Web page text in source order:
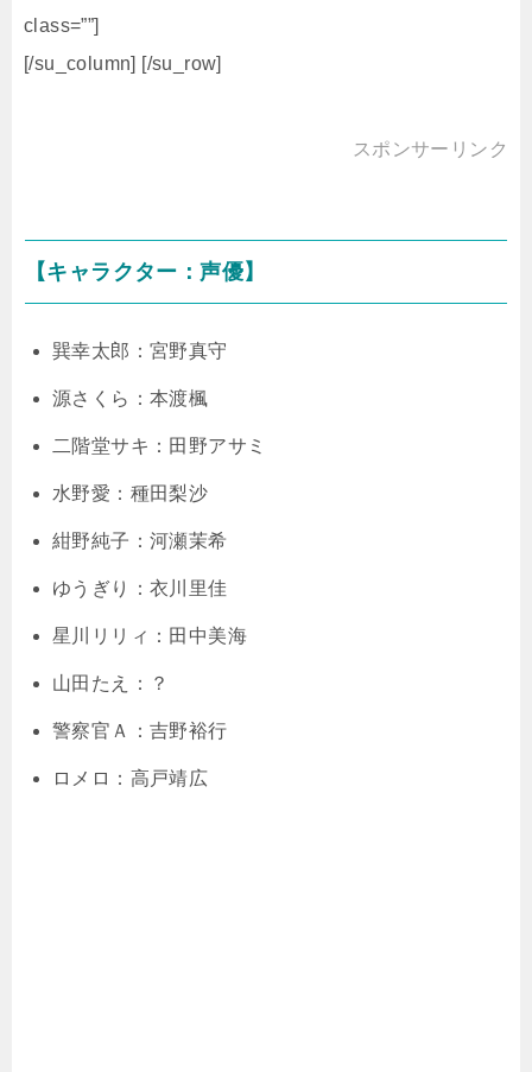
class=””]
[/su_column] [/su_row]
スポンサーリンク
【キャラクター：声優】
巽幸太郎：宮野真守
源さくら：本渡楓
二階堂サキ：田野アサミ
水野愛：種田梨沙
紺野純子：河瀬茉希
ゆうぎり：衣川里佳
星川リリィ：田中美海
山田たえ：？
警察官Ａ：吉野裕行
ロメロ：高戸靖広